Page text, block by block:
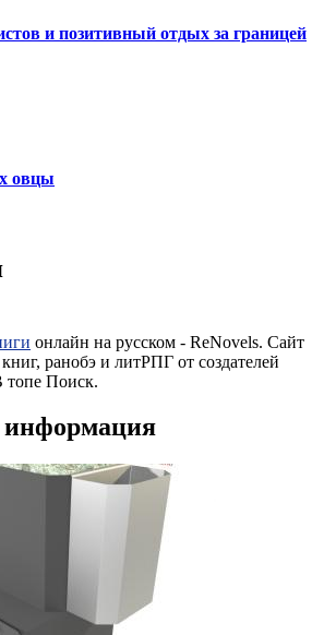
и позитивный отдых за границей
овцы
онлайн на русском - ReNovels. Сайт
ранобэ и литРПГ от создателей
топе Поиск.
информация